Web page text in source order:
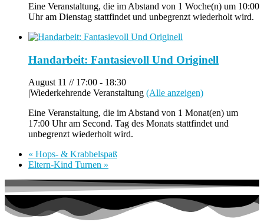
Eine Veranstaltung, die im Abstand von 1 Woche(n) um 10:00
Uhr am Dienstag stattfindet und unbegrenzt wiederholt wird.
Handarbeit: Fantasievoll Und Originell
August 11 // 17:00 - 18:30
|Wiederkehrende Veranstaltung (Alle anzeigen)
Eine Veranstaltung, die im Abstand von 1 Monat(en) um
17:00 Uhr am Second. Tag des Monats stattfindet und
unbegrenzt wiederholt wird.
« Hops- & Krabbelspaß
Eltern-Kind Turnen »